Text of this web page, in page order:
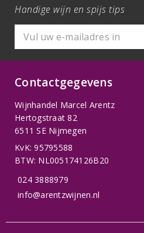
Handige wijn en spijs tips
Contactgegevens
Wijnhandel Marcel Arentz
Hertogstraat 82
6511 SE Nijmegen
KvK: 95795588
BTW: NL005174126B20
024 3888979
info@arentzwijnen.nl